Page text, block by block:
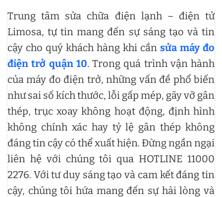
Trung tâm sửa chữa điện lạnh – điện tử
Limosa, tự tin mang đến sự sáng tạo và tin
cậy cho quý khách hàng khi cần sửa máy đo
điện trở quận 10. Trong quá trình vận hành
của máy đo điện trở, những vấn đề phổ biến
như sai số kích thước, lỗi gấp mép, gãy vỡ gân
thép, trục xoay không hoạt động, định hình
không chính xác hay tỷ lệ gân thép không
đáng tin cậy có thể xuất hiện. Đừng ngần ngại
liên hệ với chúng tôi qua HOTLINE 11000
2276. Với tư duy sáng tạo và cam kết đáng tin
cậy, chúng tôi hứa mang đến sự hài lòng và